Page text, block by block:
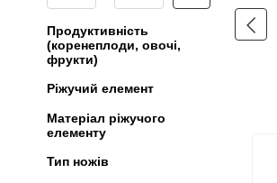
Продуктивність
(коренеплоди, овочі,
фрукти)
Ріжучий елемент
Матеріал ріжучого
елементу
Тип ножів